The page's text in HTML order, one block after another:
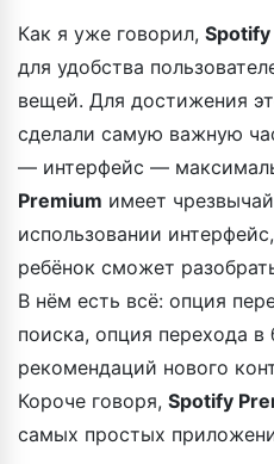
Как я уже говорил,
для удобства
вещей. Для достижения
сделали самую важную
— интерфейс —
Premium имеет
использовании
ребёнок сможет
В нём есть всё: опция
поиска, опция перехода
рекомендаций нового
Короче говоря, Spotify
самых простых